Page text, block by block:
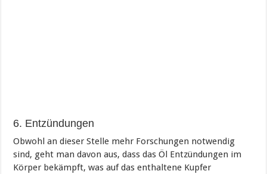
6. Entzündungen
Obwohl an dieser Stelle mehr Forschungen notwendig
sind, geht man davon aus, dass das Öl Entzündungen im
Körper bekämpft, was auf das enthaltene Kupfer